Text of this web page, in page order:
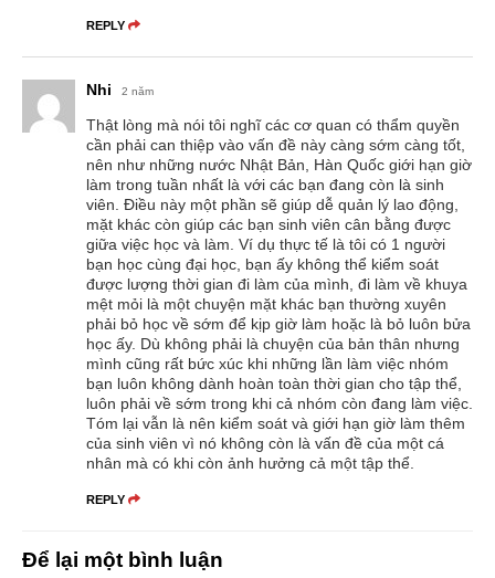
REPLY
Nhi 2 năm
Thật lòng mà nói tôi nghĩ các cơ quan có thẩm quyền
cần phải can thiệp vào vấn đề này càng sớm càng tốt,
nên như những nước Nhật Bản, Hàn Quốc giới hạn giờ
làm trong tuần nhất là với các bạn đang còn là sinh
viên. Điều này một phần sẽ giúp dễ quản lý lao động,
mặt khác còn giúp các bạn sinh viên cân bằng được
giữa việc học và làm. Ví dụ thực tế là tôi có 1 người
bạn học cùng đại học, bạn ấy không thể kiểm soát
được lượng thời gian đi làm của mình, đi làm về khuya
mệt mỏi là một chuyện mặt khác bạn thường xuyên
phải bỏ học về sớm để kịp giờ làm hoặc là bỏ luôn bửa
học ấy. Dù không phải là chuyện của bản thân nhưng
mình cũng rất bức xúc khi những lần làm việc nhóm
bạn luôn không dành hoàn toàn thời gian cho tập thể,
luôn phải về sớm trong khi cả nhóm còn đang làm việc.
Tóm lại vẫn là nên kiểm soát và giới hạn giờ làm thêm
của sinh viên vì nó không còn là vấn đề của một cá
nhân mà có khi còn ảnh hưởng cả một tập thể.
REPLY
Để lại một bình luận